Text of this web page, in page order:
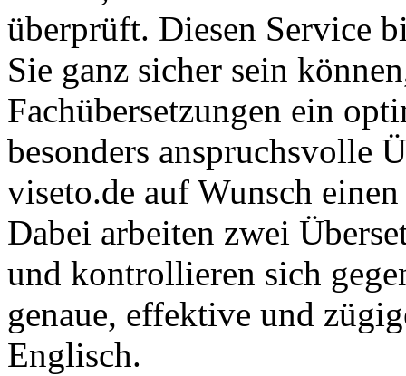
überprüft. Diesen Service
Sie ganz sicher sein
Fachübersetzungen ein
besonders anspruchsvolle
viseto.de auf Wunsch
Dabei arbeiten zwei
und kontrollieren sich
genaue, effektive und
Englisch.